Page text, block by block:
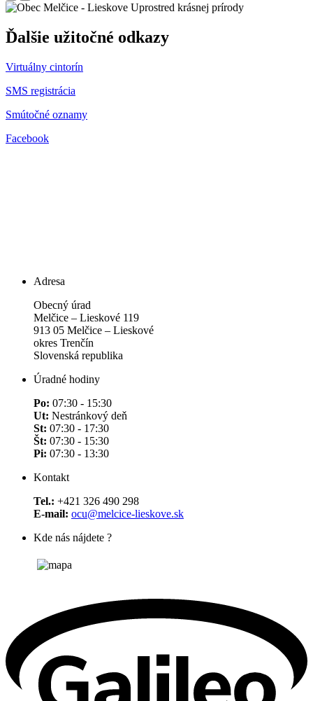
Uprostred krásnej prírody
Ďalšie užitočné odkazy
Virtuálny cintorín
SMS registrácia
Smútočné oznamy
Facebook
Adresa
Obecný úrad
Melčice – Lieskové 119
913 05 Melčice – Lieskové
okres Trenčín
Slovenská republika
Úradné hodiny
Po: 07:30 - 15:30
Ut: Nestránkový deň
St: 07:30 - 17:30
Št: 07:30 - 15:30
Pi: 07:30 - 13:30
Kontakt
Tel.: +421 326 490 298
E-mail: ocu@melcice-lieskove.sk
Kde nás nájdete ?